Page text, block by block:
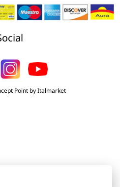
Point by Italmarket